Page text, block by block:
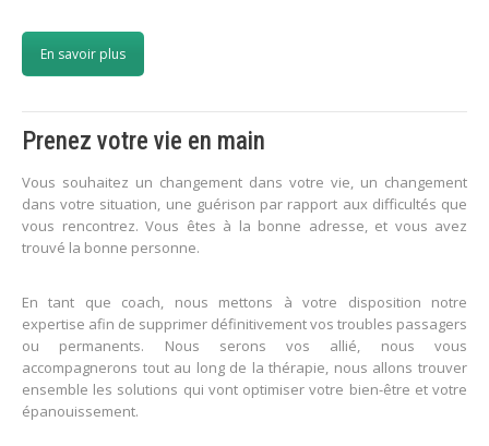
En savoir plus
Prenez votre vie en main
Vous souhaitez un changement dans votre vie, un changement
dans votre situation, une guérison par rapport aux difficultés que
vous rencontrez. Vous êtes à la bonne adresse, et vous avez
trouvé la bonne personne.
En tant que coach, nous mettons à votre disposition notre
expertise afin de supprimer définitivement vos troubles passagers
ou permanents. Nous serons vos allié, nous vous
accompagnerons tout au long de la thérapie, nous allons trouver
ensemble les solutions qui vont optimiser votre bien-être et votre
épanouissement.